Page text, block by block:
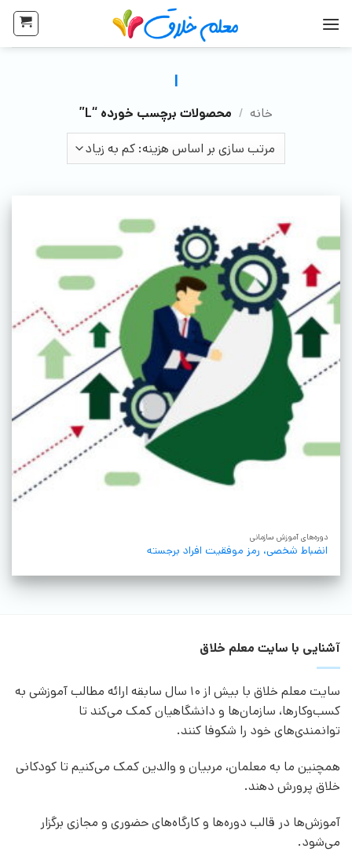
l
خانه / محصولات برچسب خورده “L”
دوره‌های آموزش سازمانی
انضباط شخصی، رمز موفقیت افراد برجسته
آشنایی با سایت معلم خلاق
سایت معلم خلاق با بیش از 10 سال سابقه ارائه مطالب آموزشی به
کسب‌وکارها، سازمان‌ها و دانشگاهیان کمک می‌کند تا
توانمندی‌های خود را شکوفا کنند.
همچنین ما به معلمان، مربیان و والدین کمک می‌کنیم تا کودکانی
خلاق پرورش دهند.
آموزش‌ها در قالب دوره‌ها و کارگاه‌های حضوری و مجازی برگزار
می‌شود.